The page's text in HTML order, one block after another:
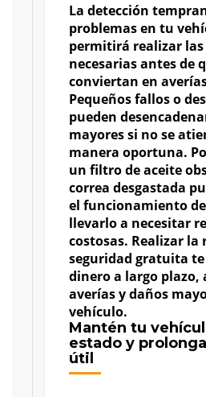
La detección
problemas en tu
permitirá realizar
necesarias antes de
conviertan en
Pequeños fallos o
pueden
mayores si no se
manera oportuna.
un filtro de aceite
correa desgastada
el funcionamiento
llevarlo a necesitar
costosas. Realizar la
seguridad gratuita
dinero a largo plazo,
averías y daños
vehículo.
Mantén tu
estado y
útil